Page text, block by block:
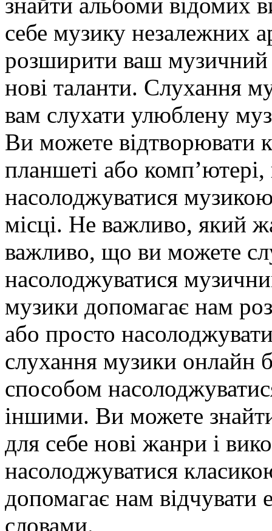
себе музику незалежних
розширити ваш музичний
нові таланти. Слухання
вам слухати улюблену
Ви можете відтворювати
планшеті або
насолоджуватися
місці. Не важливо, який
важливо, що ви можете
насолоджуватися
музики допомагає нам
або просто
слухання музики онлайн
способом
іншими. Ви можете
для себе нові жанри і
насолоджуватися
допомагає нам відчувати
словами.